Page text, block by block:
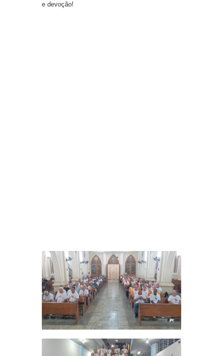
e devoção!